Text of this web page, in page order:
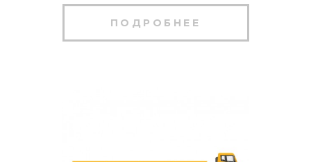
ПОДРОБНЕЕ